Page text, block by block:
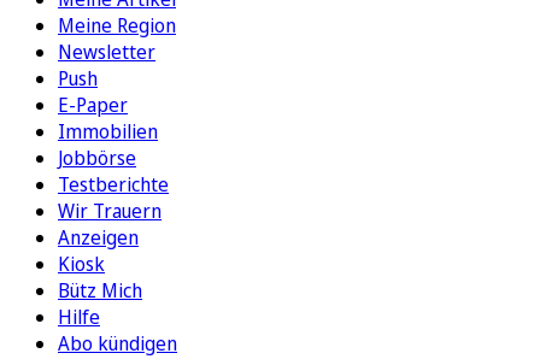
Meine Region
Newsletter
Push
E-Paper
Immobilien
Jobbörse
Testberichte
Wir Trauern
Anzeigen
Kiosk
Bütz Mich
Hilfe
Abo kündigen